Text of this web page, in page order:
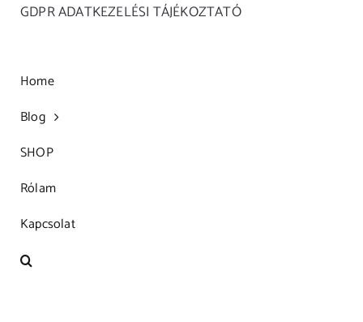
GDPR ADATKEZELÉSI TÁJÉKOZTATÓ
Home
Blog
SHOP
Rólam
Kapcsolat